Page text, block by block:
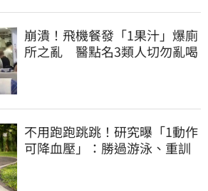
崩潰！飛機餐發「1果汁」爆廁
所之亂 醫點名3類人切勿亂喝
不用跑跑跳跳！研究曝「1動作
可降血壓」：勝過游泳、重訓